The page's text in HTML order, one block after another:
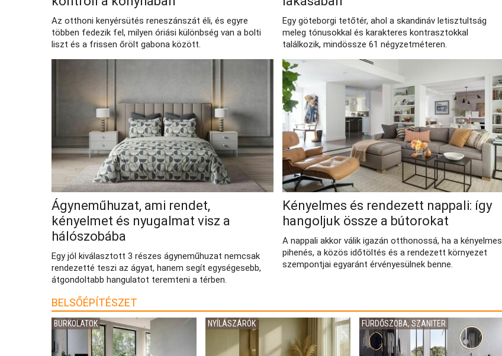
Az otthoni kenyérsütés reneszánszát éli, és egyre
többen fedezik fel, milyen óriási különbség van a bolti
liszt és a frissen őrölt gabona között.
Egy göteborgi tetőtér, ahol a skandináv letisztultság
meleg tónusokkal és karakteres kontrasztokkal
találkozik, mindössze 61 négyzetméteren.
Ágyneműhuzat, ami rendet,
kényelmet és nyugalmat visz a
hálószobába
Egy jól kiválasztott 3 részes ágyneműhuzat nemcsak
rendezetté teszi az ágyat, hanem segít egységesebb,
átgondoltabb hangulatot teremteni a térben.
Kényelmes és rendezett nappali: így
hangoljuk össze a bútorokat
A nappali akkor válik igazán otthonossá, ha a kényelmes
pihenés, a közös időtöltés és a rendezett környezet
szempontjai egyaránt érvényesülnek benne.
BELSŐÉPÍTÉSZET
BURKOLATOK NYÍLÁSZÁRÓK FÜRDŐSZOBA, SZANITER